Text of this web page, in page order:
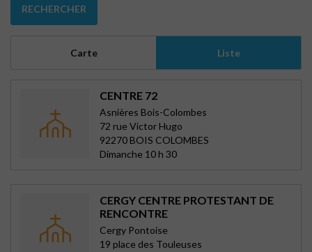
RECHERCHER
Carte Liste
CENTRE 72
Asnières Bois-Colombes
72 rue Victor Hugo
92270 BOIS COLOMBES
Dimanche 10 h 30
CERGY CENTRE PROTESTANT DE
RENCONTRE
Cergy Pontoise
19 place des Touleuses